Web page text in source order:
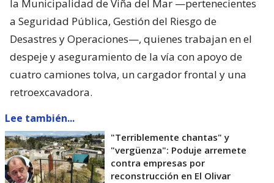
la Municipalidad de Viña del Mar —pertenecientes
a Seguridad Pública, Gestión del Riesgo de
Desastres y Operaciones—, quienes trabajan en el
despeje y aseguramiento de la vía con apoyo de
cuatro camiones tolva, un cargador frontal y una
retroexcavadora.
Lee también...
"Terriblemente chantas" y
"vergüenza": Poduje arremete
contra empresas por
reconstrucción en El Olivar